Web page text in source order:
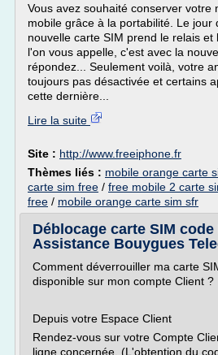
Vous avez souhaité conserver votre
mobile grâce à la portabilité. Le jour
nouvelle carte SIM prend le relais
l'on vous appelle, c'est avec la
répondez... Seulement voilà, votre
toujours pas désactivée et certains
cette dernière...
Lire la suite
Site : http://www.freeiphone.fr
Thèmes liés : mobile orange carte
carte sim free / free mobile 2 carte
free / mobile orange carte sim sfr
Déblocage carte SIM code
Assistance Bouygues
Comment déverrouiller ma carte
disponible sur mon compte Client ?
Depuis votre Espace Client
Rendez-vous sur votre Compte
ligne concernée. (L'obtention du